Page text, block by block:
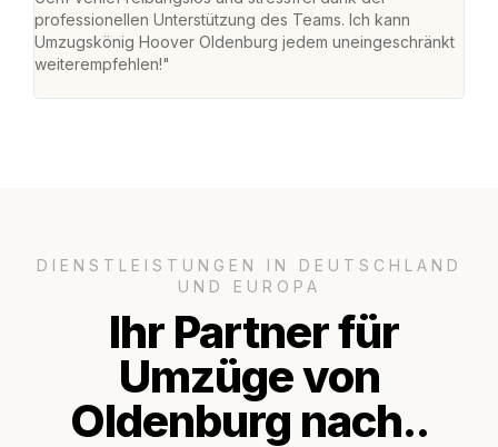
professionellen Unterstützung des Teams. Ich kann
Umzugskönig Hoover Oldenburg jedem uneingeschränkt
weiterempfehlen!"
DIENSTLEISTUNGEN IN DEUTSCHLAND
UND EUROPA
Ihr Partner für
Umzüge von
Oldenburg nach..